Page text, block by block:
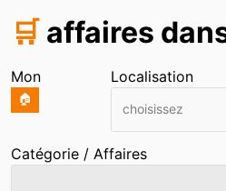
🛒 affaires
Mon
🏠
Localisation
choisissez
Catégorie / Affaires